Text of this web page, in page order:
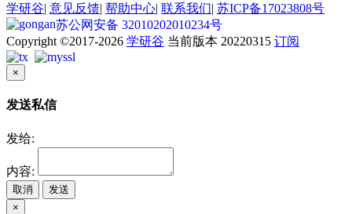
学研谷| 意见反馈| 帮助中心| 联系我们| 苏ICP备17023808号
苏公网安备 32010202010234号
Copyright ©2017-2026 学研谷 当前版本 20220315 订阅
×
发送私信
发给:
内容:
取消
发送
×